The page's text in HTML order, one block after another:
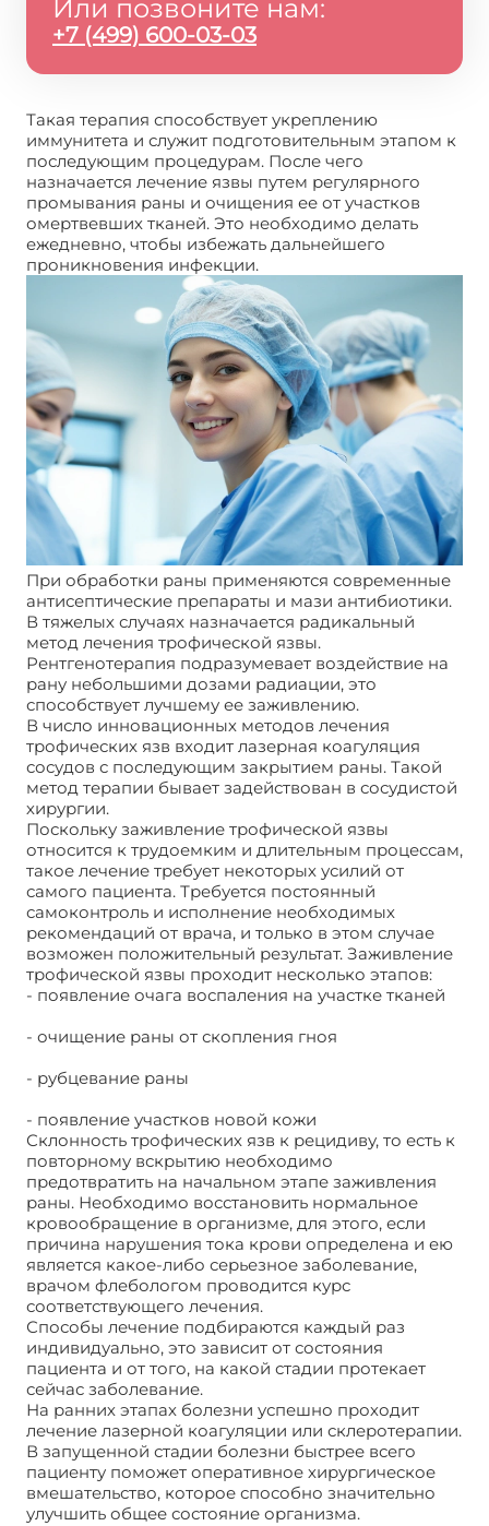
Или позвоните нам:
+7 (499) 600-03-03
Такая терапия способствует укреплению
иммунитета и служит подготовительным этапом к
последующим процедурам. После чего
назначается лечение язвы путем регулярного
промывания раны и очищения ее от участков
омертвевших тканей. Это необходимо делать
ежедневно, чтобы избежать дальнейшего
проникновения инфекции.
При обработки раны применяются современные
антисептические препараты и мази антибиотики.
В тяжелых случаях назначается радикальный
метод лечения трофической язвы.
Рентгенотерапия подразумевает воздействие на
рану небольшими дозами радиации, это
способствует лучшему ее заживлению.
В число инновационных методов лечения
трофических язв входит лазерная коагуляция
сосудов с последующим закрытием раны. Такой
метод терапии бывает задействован в сосудистой
хирургии.
Поскольку заживление трофической язвы
относится к трудоемким и длительным процессам,
такое лечение требует некоторых усилий от
самого пациента. Требуется постоянный
самоконтроль и исполнение необходимых
рекомендаций от врача, и только в этом случае
возможен положительный результат. Заживление
трофической язвы проходит несколько этапов:
- появление очага воспаления на участке тканей
- очищение раны от скопления гноя
- рубцевание раны
- появление участков новой кожи
Склонность трофических язв к рецидиву, то есть к
повторному вскрытию необходимо
предотвратить на начальном этапе заживления
раны. Необходимо восстановить нормальное
кровообращение в организме, для этого, если
причина нарушения тока крови определена и ею
является какое-либо серьезное заболевание,
врачом флебологом проводится курс
соответствующего лечения.
Способы лечение подбираются каждый раз
индивидуально, это зависит от состояния
пациента и от того, на какой стадии протекает
сейчас заболевание.
На ранних этапах болезни успешно проходит
лечение лазерной коагуляции или склеротерапии.
В запущенной стадии болезни быстрее всего
пациенту поможет оперативное хирургическое
вмешательство, которое способно значительно
улучшить общее состояние организма.